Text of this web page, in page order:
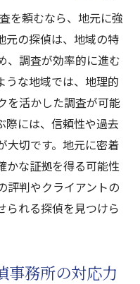
心構え
かる費用の相場
けるべき注意点
響と対処法
う方へのアドバイ
き法的事項
長浜市で心強い探
偵の役割
を頼むなら、地元に強
元の探偵は、地域の特
、調査が効率的に進む
うな地域では、地理的
を活かした調査が可能
際には、信頼性や過去
大切です。地元に密着
かな証拠を得る可能性
評判やクライアントの
られる探偵を見つけら
事務所の対応力